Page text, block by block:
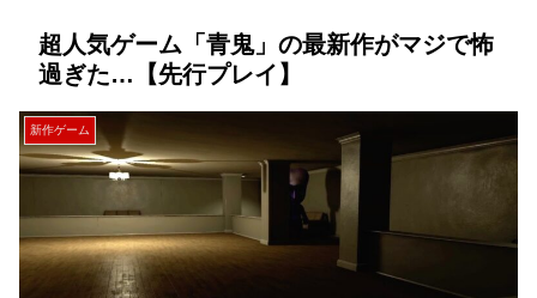
超人気ゲーム「青鬼」の最新作がマジで怖
過ぎた…【先行プレイ】
新作ゲーム